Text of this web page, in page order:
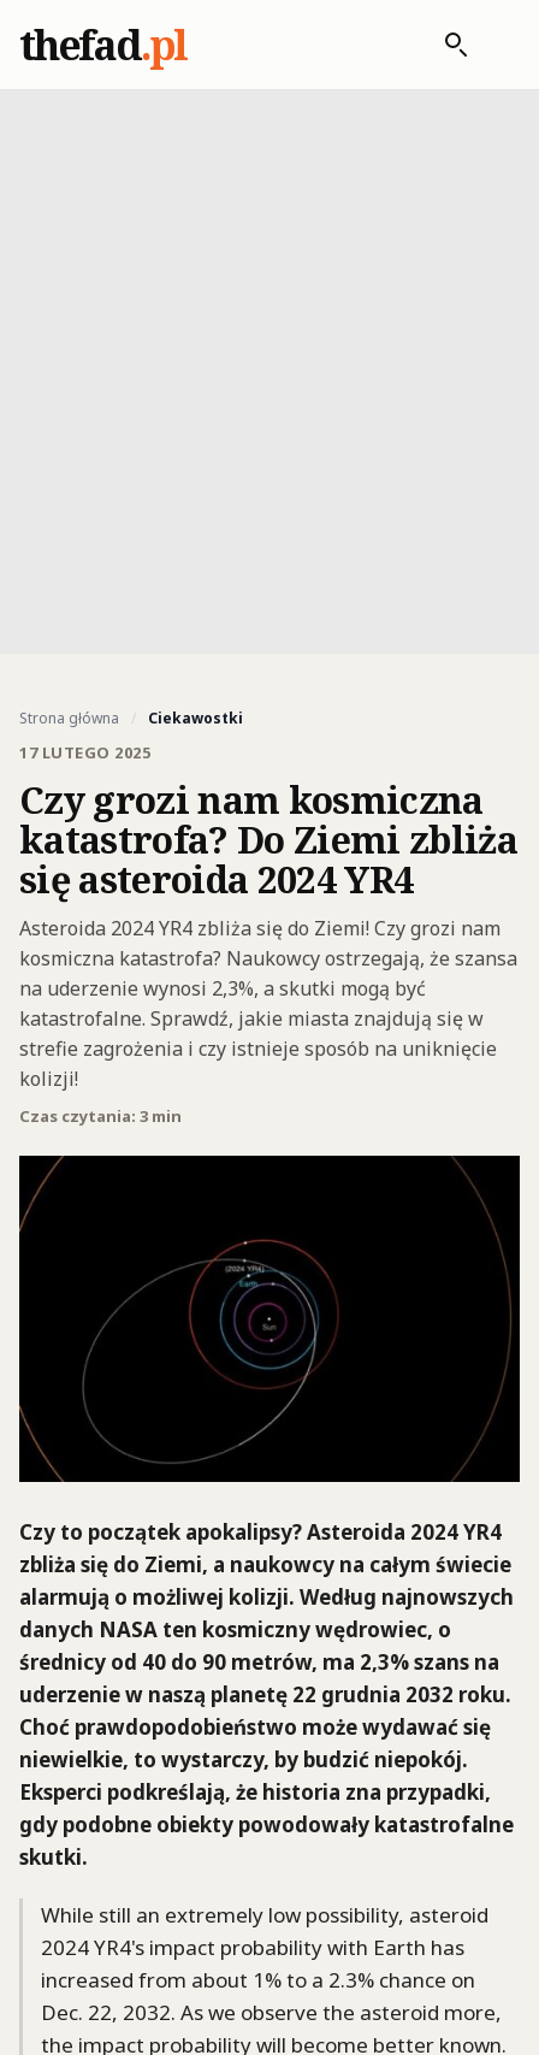
thefad.pl
Strona główna / Ciekawostki
17 LUTEGO 2025
Czy grozi nam kosmiczna
katastrofa? Do Ziemi zbliża
się asteroida 2024 YR4
Asteroida 2024 YR4 zbliża się do Ziemi! Czy grozi nam
kosmiczna katastrofa? Naukowcy ostrzegają, że szansa
na uderzenie wynosi 2,3%, a skutki mogą być
katastrofalne. Sprawdź, jakie miasta znajdują się w
strefie zagrożenia i czy istnieje sposób na uniknięcie
kolizji!
Czas czytania: 3 min
Czy to początek apokalipsy? Asteroida 2024 YR4
zbliża się do Ziemi, a naukowcy na całym świecie
alarmują o możliwej kolizji. Według najnowszych
danych NASA ten kosmiczny wędrowiec, o
średnicy od 40 do 90 metrów, ma 2,3% szans na
uderzenie w naszą planetę 22 grudnia 2032 roku.
Choć prawdopodobieństwo może wydawać się
niewielkie, to wystarczy, by budzić niepokój.
Eksperci podkreślają, że historia zna przypadki,
gdy podobne obiekty powodowały katastrofalne
skutki.
While still an extremely low possibility, asteroid
2024 YR4's impact probability with Earth has
increased from about 1% to a 2.3% chance on
Dec. 22, 2032. As we observe the asteroid more,
the impact probability will become better known.